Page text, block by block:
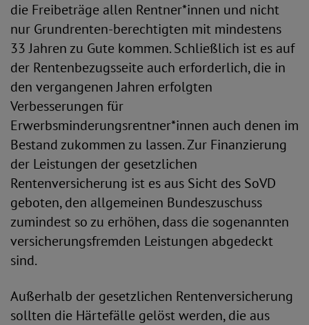
die Freibeträge allen Rentner*innen und nicht
nur Grundrenten-berechtigten mit mindestens
33 Jahren zu Gute kommen. Schließlich ist es auf
der Rentenbezugsseite auch erforderlich, die in
den vergangenen Jahren erfolgten
Verbesserungen für
Erwerbsminderungsrentner*innen auch denen im
Bestand zukommen zu lassen. Zur Finanzierung
der Leistungen der gesetzlichen
Rentenversicherung ist es aus Sicht des SoVD
geboten, den allgemeinen Bundeszuschuss
zumindest so zu erhöhen, dass die sogenannten
versicherungsfremden Leistungen abgedeckt
sind.
Außerhalb der gesetzlichen Rentenversicherung
sollten die Härtefälle gelöst werden, die aus